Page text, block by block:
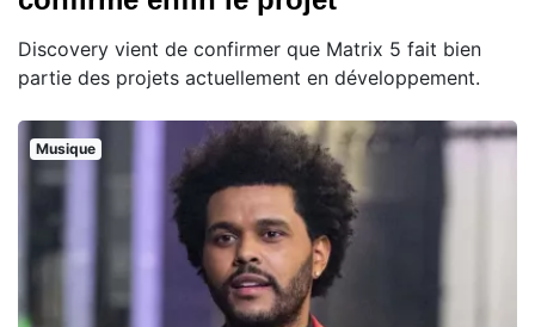
Discovery vient de confirmer que Matrix 5 fait bien
partie des projets actuellement en développement.
Musique